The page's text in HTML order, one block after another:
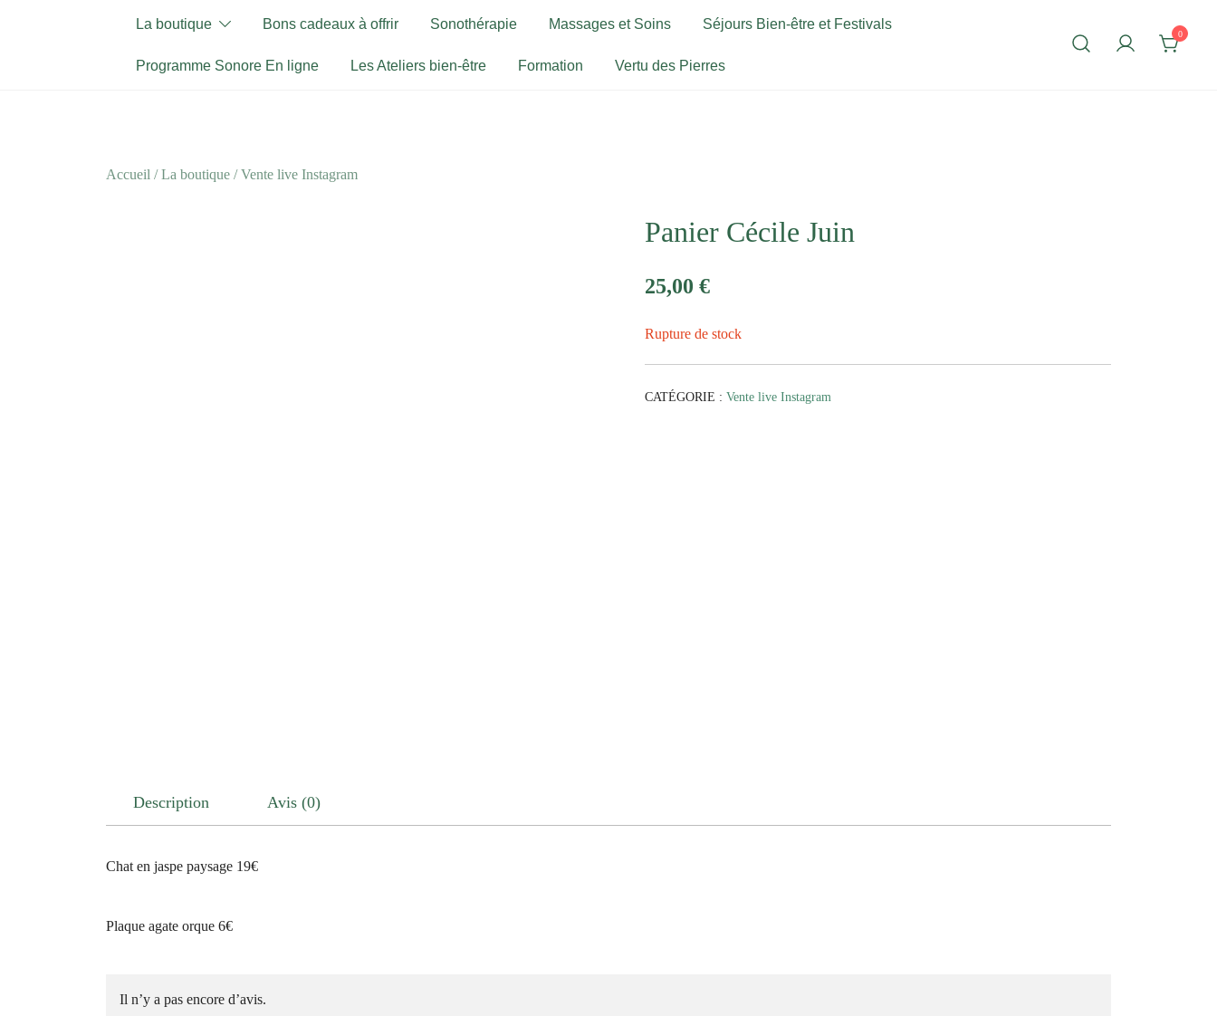
La boutique Bons cadeaux à offrir Sonothérapie Massages et Soins Séjours Bien-être et Festivals
Programme Sonore En ligne Les Ateliers bien-être Formation Vertu des Pierres
0
Accueil /La boutique /Vente live Instagram
Panier Cécile Juin
25,00 €
Rupture de stock
CATÉGORIE : Vente live Instagram
Description Avis (0)
Chat en jaspe paysage 19€
Plaque agate orque 6€
Il n’y a pas encore d’avis.